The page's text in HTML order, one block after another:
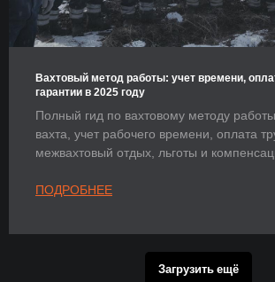
Вахтовый метод работы: учет времени,
гарантии в 2025 году
Полный гид по вахтовому методу
вахта, учет рабочего времени, оплата
межвахтовый отдых, льготы и
ПОДРОБНЕЕ
Загрузить ещё